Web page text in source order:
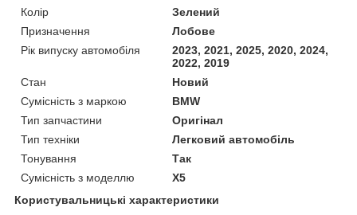
Колір
Зелений
Призначення
Лобове
Рік випуску автомобіля
2023, 2021, 2025, 2020, 2024,
2022, 2019
Стан
Новий
Сумісність з маркою
BMW
Тип запчастини
Оригінал
Тип техніки
Легковий автомобіль
Тонування
Так
Сумісність з моделлю
X5
Користувальницькі характеристики